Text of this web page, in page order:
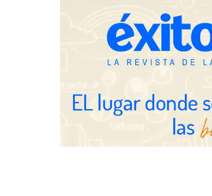
Fundación Mapfre y CISE lanzan
el concurso ‘Talento Sénior’ para
impulsar ideas innovadoras
creadas por y para mayores de 50